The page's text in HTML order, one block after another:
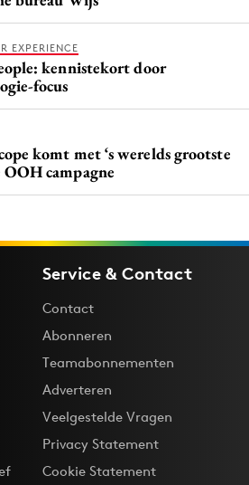
EXPERIENCE
kennistekort door
focus
komt met ‘s werelds grootste
campagne
Service & Contact
Contact
Abonneren
Teamabonnementen
Adverteren
Veelgestelde Vragen
Privacy Statement
Cookie Statement